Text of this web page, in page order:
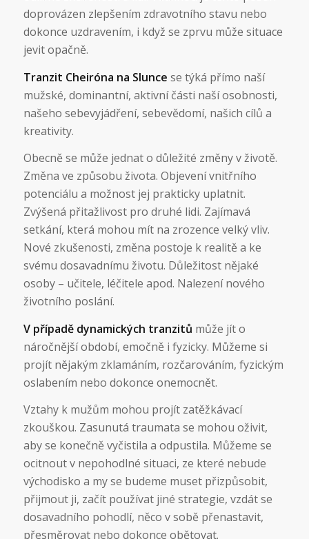
doprovázen zlepšením zdravotního stavu nebo
dokonce uzdravením, i když se zprvu může situace
jevit opačně.
Tranzit Cheiróna na Slunce se týká přímo naší
mužské, dominantní, aktivní části naší osobnosti,
našeho sebevyjádření, sebevědomí, našich cílů a
kreativity.
Obecně se může jednat o důležité změny v životě.
Změna ve způsobu života. Objevení vnitřního
potenciálu a možnost jej prakticky uplatnit.
Zvýšená přitažlivost pro druhé lidi. Zajímavá
setkání, která mohou mít na zrozence velký vliv.
Nové zkušenosti, změna postoje k realitě a ke
svému dosavadnímu životu. Důležitost nějaké
osoby – učitele, léčitele apod. Nalezení nového
životního poslání.
V případě dynamických tranzitů může jít o
náročnější období, emočně i fyzicky. Můžeme si
projít nějakým zklamáním, rozčarováním, fyzickým
oslabením nebo dokonce onemocnět.
Vztahy k mužům mohou projít zatěžkávací
zkouškou. Zasunutá traumata se mohou oživit,
aby se konečně vyčistila a odpustila. Můžeme se
ocitnout v nepohodlné situaci, ze které nebude
východisko a my se budeme muset přizpůsobit,
přijmout ji, začít používat jiné strategie, vzdát se
dosavadního pohodlí, něco v sobě přenastavit,
přesměrovat nebo dokonce obětovat.